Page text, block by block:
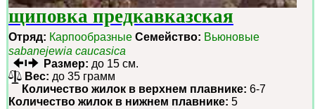
щиповка предкавказская
Отряд: Карпообразные Семейство: Вьюновые
sabanejewia caucasica
Размер: до 15 см.
Вес: до 35 грамм
Количество жилок в верхнем плавнике: 6-7
Количество жилок в нижнем плавнике: 5